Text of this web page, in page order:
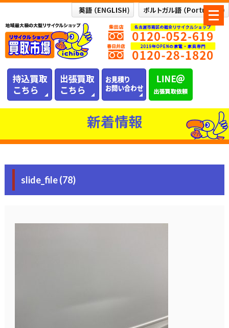
メ
ニ
ュ
ー
新着情報
slide_file (78)